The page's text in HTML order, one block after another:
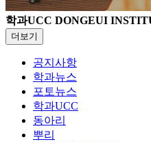
학과UCC DONGEUI
더보기
공지사항
학과뉴스
포토뉴스
학과UCC
동아리
뿌리